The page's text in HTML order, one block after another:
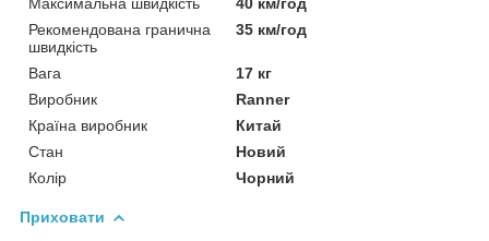
Рекомендована гранична
швидкість
35 км/год
Вага
17 кг
Виробник
Ranner
Країна виробник
Китай
Стан
Новий
Колір
Чорний
Приховати